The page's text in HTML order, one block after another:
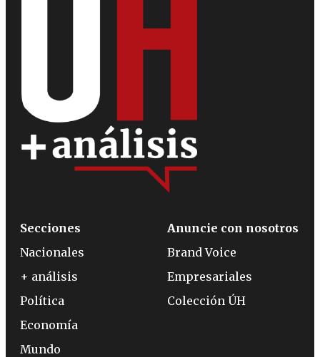
Secciones
Nacionales
+ análisis
Política
Economía
Mundo
Anuncie con nosotros
Brand Voice
Empresariales
Colección ÚH